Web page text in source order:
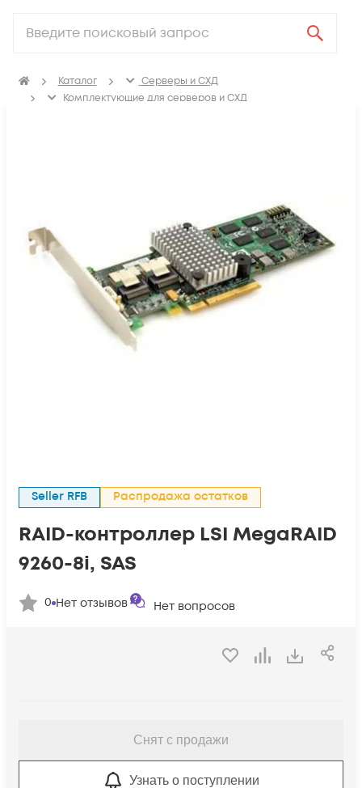
Каталог
Серверы и СХД
Комплектующие для серверов и СХД
Seller RFB Распродажа остатков
RAID-контроллер LSI MegaRAID
9260-8i, SAS
0 Нет отзывов Нет вопросов
Снят с продажи
Узнать о поступлении